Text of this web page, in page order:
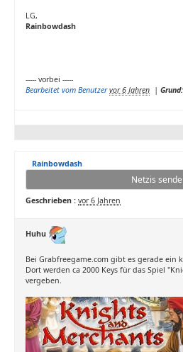
LG,
Rainbowdash
----- vorbei -----
Bearbeitet vom Benutzer vor 6 Jahren |
Rainbowdash
Netzis
Geschrieben : vor 6 Jahren
Huhu
Bei Grabfreegame.com gibt es gerade ein
Dort werden ca 2000 Keys für das Spiel
vergeben.